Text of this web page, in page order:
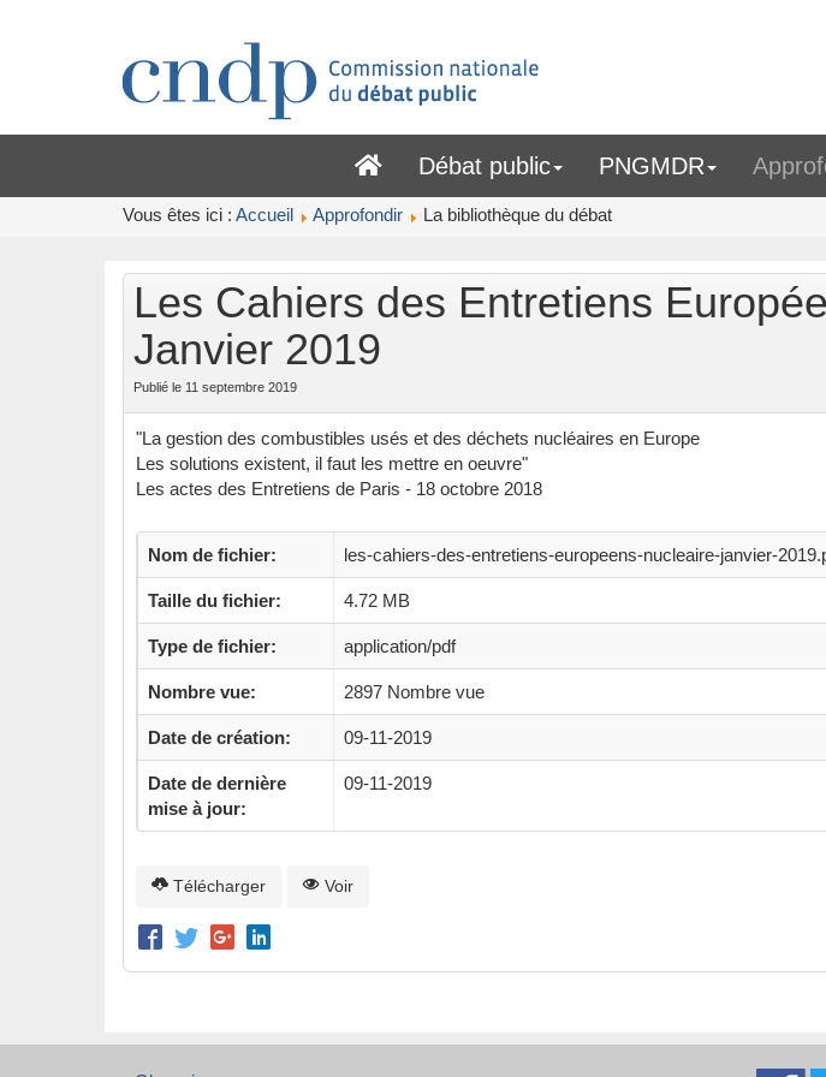
Débat public PNGMDR
Vous êtes ici : Accueil Approfondir La bibliothèque du débat
Les Cahiers des Entretiens
Janvier 2019
Publié le 11 septembre 2019
"La gestion des combustibles usés et des déchets nucléaires en Europe
Les solutions existent, il faut les mettre en oeuvre"
Les actes des Entretiens de Paris - 18 octobre 2018
Nom de fichier: les-cahiers-des-entretiens-europeens-nucleaire-janvier-
Taille du fichier: 4.72 MB
Type de fichier: application/pdf
Nombre vue: 2897 Nombre vue
Date de création: 09-11-2019
Date de dernière
mise à jour:
09-11-2019
Télécharger Voir